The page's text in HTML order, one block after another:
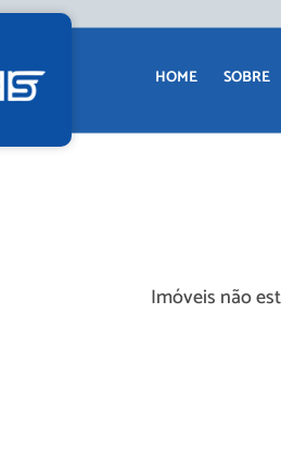
HOME SOBRE
Imóveis não